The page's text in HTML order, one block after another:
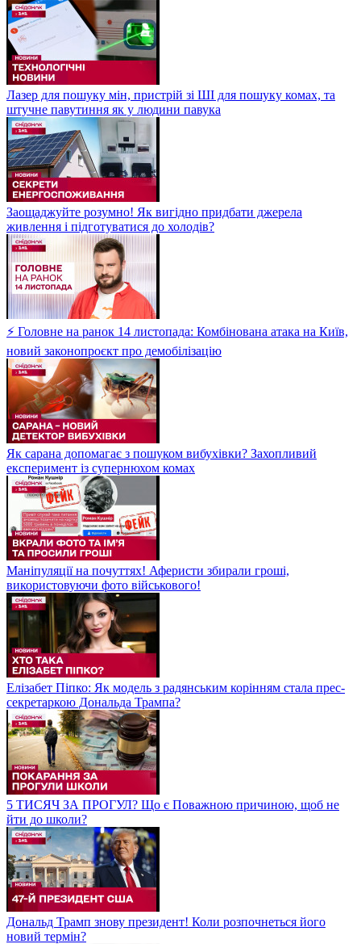
Лазер для пошуку мін, пристрій зі ШІ для пошуку комах, та
штучне павутиння як у людини павука
Заощаджуйте розумно! Як вигідно придбати джерела
живлення і підготуватися до холодів?
⚡ Головне на ранок 14 листопада: Комбінована атака на Київ,
новий законопроєкт про демобілізацію
Як сарана допомагає з пошуком вибухівки? Захопливий
експеримент із супернюхом комах
Маніпуляції на почуттях! Аферисти збирали гроші,
використовуючи фото військового!
Елізабет Піпко: Як модель з радянським корінням стала прес-
секретаркою Дональда Трампа?
5 ТИСЯЧ ЗА ПРОГУЛ? Що є Поважною причиною, щоб не
йти до школи?
Дональд Трамп знову президент! Коли розпочнеться його
новий термін?